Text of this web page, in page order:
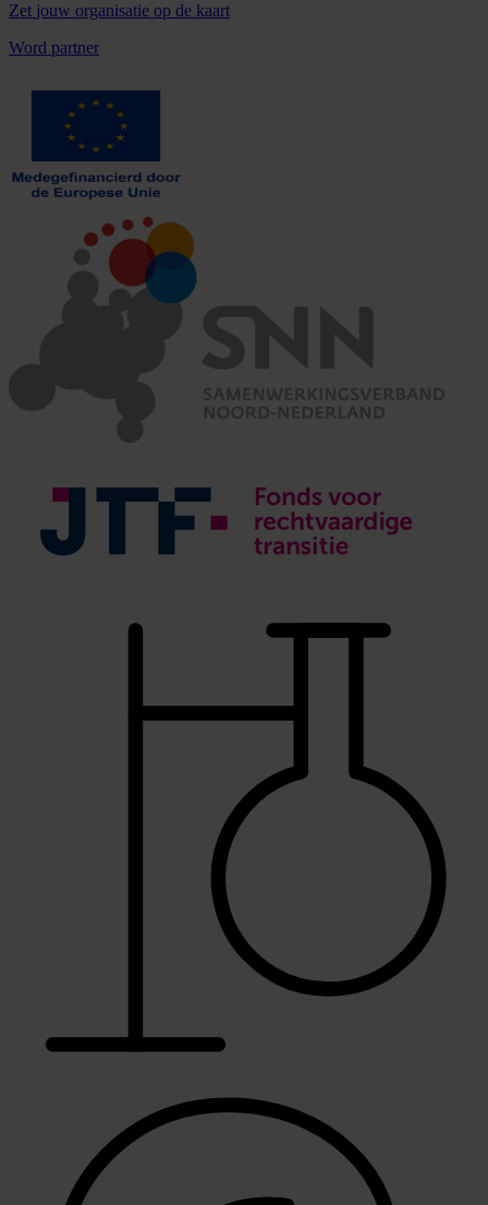
Zet jouw organisatie op de kaart
Word partner